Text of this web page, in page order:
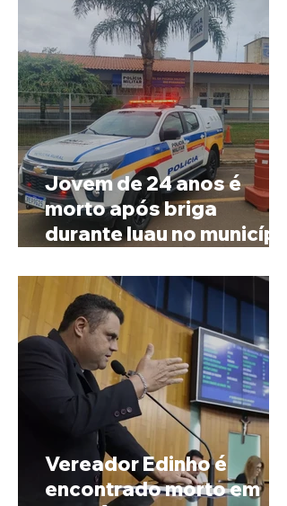
Jovem de 24 anos é
morto após briga
durante luau no município
Vereador Edinho é
encontrado morto em